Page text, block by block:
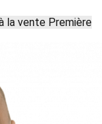
la vente Première